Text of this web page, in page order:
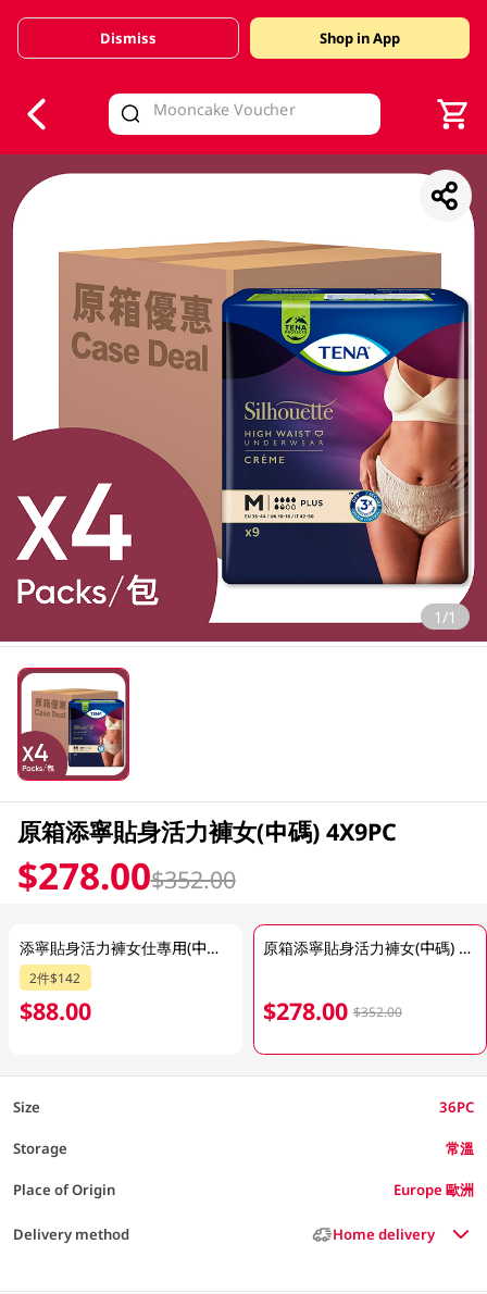
Valid Until 30 June 2026
Dismiss Shop in App
1/1
原箱添寧貼身活力褲女(中碼) 4X9PC
$278.00$352.00
添寧貼身活力褲女仕專用(中碼) 9PC
2件$142
$88.00
原箱添寧貼身活力褲女(中碼) 4X9PC
$278.00 $352.00
Size 36PC
Storage 常溫
Place of Origin Europe 歐洲
Delivery method Home delivery